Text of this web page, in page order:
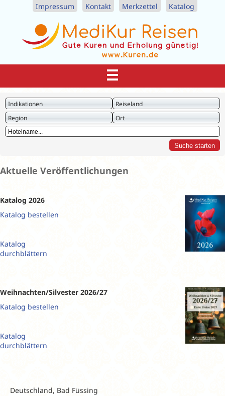
Impressum Kontakt Merkzettel Katalog
Indikationen
Reiseland
Region
Ort
Aktuelle Veröffentlichungen
Katalog 2026
Katalog bestellen
Katalog
durchblättern
Weihnachten/Silvester 2026/27
Katalog bestellen
Katalog
durchblättern
Deutschland, Bad Füssing